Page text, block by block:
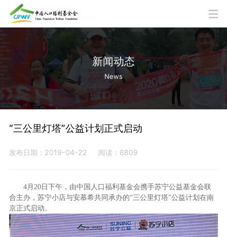
新闻动态
News
“三公里灯塔”公益计划正式启动
发布日期：2019-04-22 阅读：6809
4月 20日下午，由中国人口福利基金会携手苏宁公益基金会联
合主办，苏宁小店与安慕希共同承办的“三公里灯塔”公益计划在南
京正式启动。